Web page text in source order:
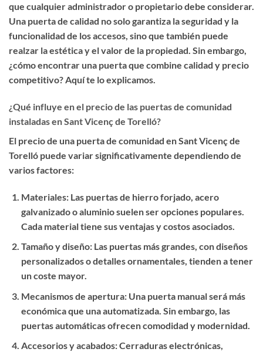
que cualquier administrador o propietario debe considerar.
Una puerta de calidad no solo garantiza la seguridad y la
funcionalidad de los accesos, sino que también puede
realzar la estética y el valor de la propiedad. Sin embargo,
¿cómo encontrar una puerta que combine calidad y precio
competitivo? Aquí te lo explicamos.
¿Qué influye en el precio de las puertas de comunidad
instaladas en Sant Vicenç de Torelló?
El precio de una puerta de comunidad en Sant Vicenç de
Torelló puede variar significativamente dependiendo de
varios factores:
Materiales: Las puertas de hierro forjado, acero
galvanizado o aluminio suelen ser opciones populares.
Cada material tiene sus ventajas y costos asociados.
Tamaño y diseño: Las puertas más grandes, con diseños
personalizados o detalles ornamentales, tienden a tener
un coste mayor.
Mecanismos de apertura: Una puerta manual será más
económica que una automatizada. Sin embargo, las
puertas automáticas ofrecen comodidad y modernidad.
Accesorios y acabados: Cerraduras electrónicas,